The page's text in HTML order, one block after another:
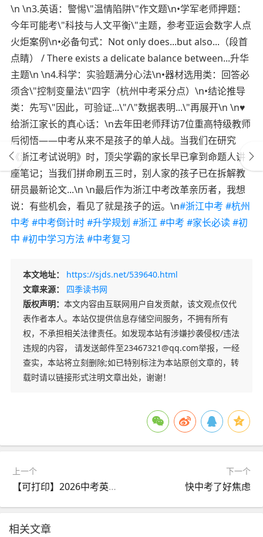
\n \n3.英语：警惕\"温情陷阱\"作文题\n•学军老师押题：
今年可能考\"科技与人文平衡\"主题，参考亚运会数字人点
火炬案例\n•必备句式：Not only does...but also...（段首
点睛） / There exists a delicate balance between...升华
主题\n \n4.科学：实验题满分心法\n•器材选用类：回答必
须含\"控制变量法\"四字（杭州中考采分点）\n•结论推导
类：先写\"因此，可验证...\"/\"数据表明...\"再展开\n \n♥️
给浙江家长的真心话：\n去年田老师拜访7位重高特级教师
后彻悟——中考从来不是孩子的单人战。当我们在研究
《浙江考试说明》时，顶尖学霸的家长早已拿到命题人讲
座笔记；当我们拼命刷五三时，别人家的孩子已在拆解教
研员最新论文...\n \n最后作为浙江中考改革亲历者，我想
说：有些机会，看见了就是孩子的运。\n#浙江中考 #杭州
中考 #中考倒计时#升学规划 #浙江#中考 #家长必读#初
中 #初中学习方法 #中考复习
本文地址：
https://sjds.net/539640.html
文章来源：
四季读书网
版权声明： 本文内容由互联网用户自发贡献，该文观点仅代
表作者本人。本站仅提供信息存储空间服务，不拥有所有
权，不承担相关法律责任。如发现本站有涉嫌抄袭侵权/违法
违规的内容， 请发送邮件至23467321@qq.com举报，一经
查实，本站将立刻删除;如已特别标注为本站原创文章的，转
载时请以链接形式注明文章出处，谢谢！
上一个
【可打印】2026中考英语作文热点话题+范文,押中率99%,不会写的,直接背!江苏初中英语
下一个
快中考了好焦虑
相关文章